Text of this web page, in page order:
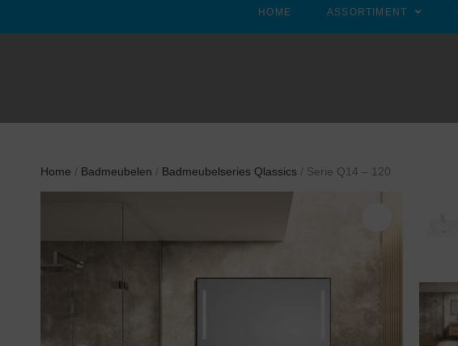
HOME ASSORTIMENT
Home / Badmeubelen / Badmeubelseries Qlassics / Serie Q14 – 120